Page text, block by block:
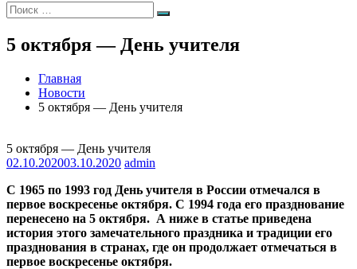
Искать:
Поиск
5 октября — День учителя
Главная
Новости
5 октября — День учителя
5 октября — День учителя
02.10.202003.10.2020 admin
С 1965 по 1993 год День учителя в России отмечался в
первое воскресенье октября. С 1994 года его празднование
перенесено на 5 октября. А ниже в статье приведена
история этого замечательного праздника и традиции его
празднования в странах, где он продолжает отмечаться в
первое воскресенье октября.